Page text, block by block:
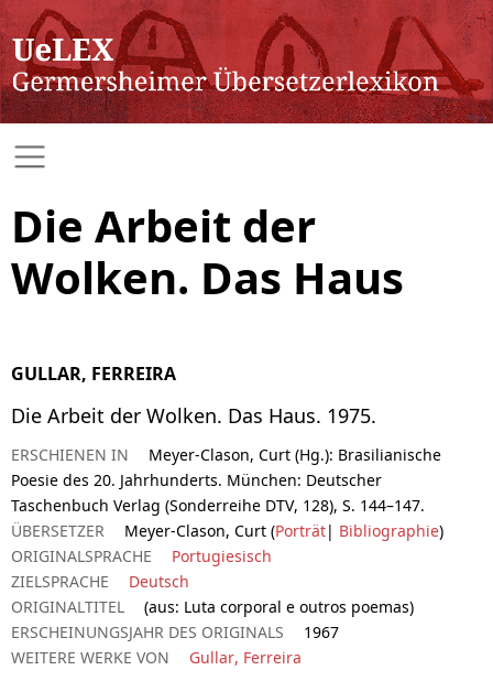
Die Arbeit der
Wolken. Das Haus
GULLAR, FERREIRA
Die Arbeit der Wolken. Das Haus. 1975.
ERSCHIENEN IN
Meyer-Clason, Curt (Hg.): Brasilianische
Poesie des 20. Jahrhunderts. München: Deutscher
Taschenbuch Verlag (Sonderreihe DTV, 128), S. 144–147.
ÜBERSETZER
Meyer-Clason, Curt (Porträt| Bibliographie)
ORIGINALSPRACHE
Portugiesisch
ZIELSPRACHE
Deutsch
ORIGINALTITEL
(aus: Luta corporal e outros poemas)
ERSCHEINUNGSJAHR DES ORIGINALS
1967
WEITERE WERKE VON
Gullar, Ferreira